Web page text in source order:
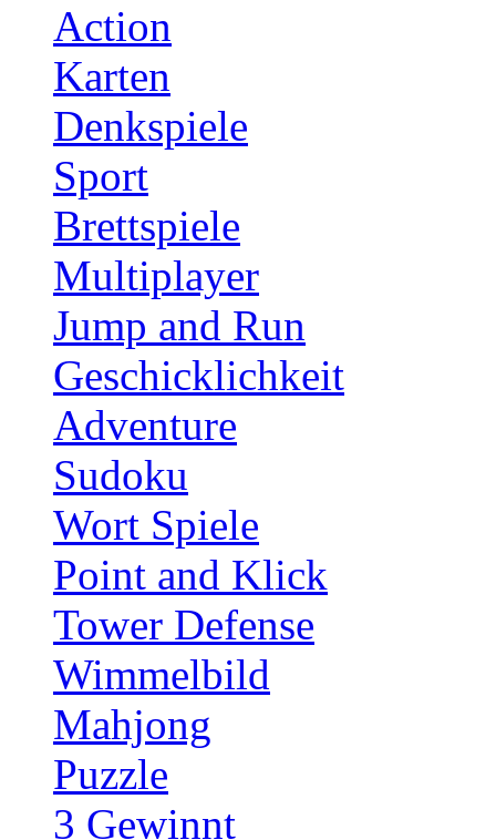
Action
Karten
Denkspiele
Sport
Brettspiele
Multiplayer
Jump and Run
Geschicklichkeit
Adventure
Sudoku
Wort Spiele
Point and Klick
Tower Defense
Wimmelbild
Mahjong
Puzzle
3 Gewinnt